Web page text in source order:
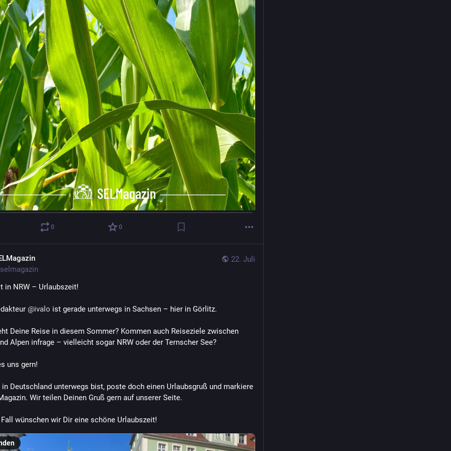
0 0
22. Juli
selmagazin
in NRW – Urlaubszeit!
@ivalo ist gerade unterwegs in Sachsen – hier in Görlitz.
Deine Reise in diesem Sommer? Kommen auch Reiseziele zwischen
Alpen infrage – vielleicht sogar NRW oder der Ternscher See?
uns gern!
in Deutschland unterwegs bist, poste doch einen Urlaubsgruß und markiere
Wir teilen Deinen Gruß gern auf unserer Seite.
wünschen wir Dir eine schöne Urlaubszeit!